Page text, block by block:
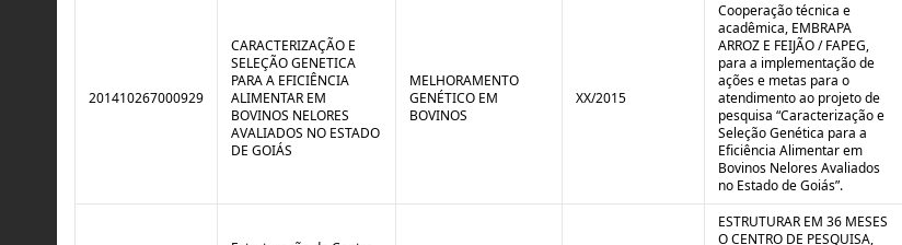
201410267000929
CARACTERIZAÇÃO E
SELEÇÃO GENETICA
PARA A EFICIÊNCIA
ALIMENTAR EM
BOVINOS NELORES
AVALIADOS NO ESTADO
DE GOIÁS
MELHORAMENTO
GENÉTICO EM
BOVINOS
XX/2015
Cooperação técnica e
acadêmica, EMBRAPA
ARROZ E FEIJÃO / FAPEG,
para a implementação de
ações e metas para o
atendimento ao projeto de
pesquisa “Caracterização e
Seleção Genética para a
Eficiência Alimentar em
Bovinos Nelores Avaliados
no Estado de Goiás”.
ESTRUTURAR EM 36 MESES
O CENTRO DE PESQUISA,